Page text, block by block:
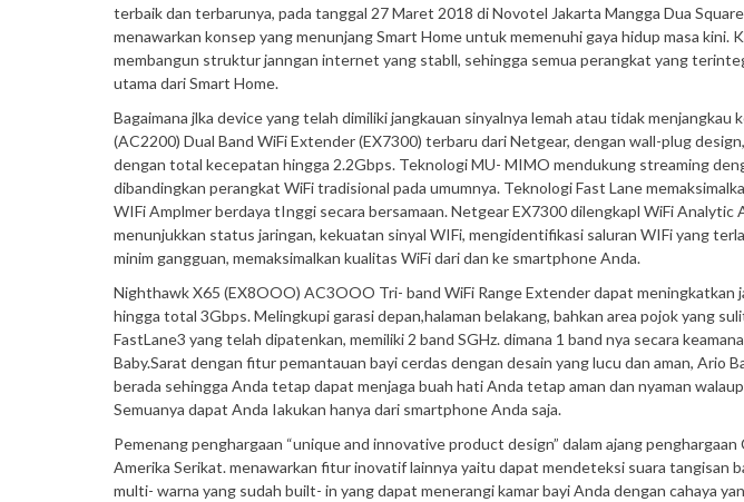
terbaik dan terbarunya, pada tanggal 27 Maret 2018 di Novotel Jakarta Mangga Dua
menawarkan konsep yang menunjang Smart Home untuk memenuhi gaya hidup masa kini.
membangun struktur janngan internet yang stabll, sehingga semua perangkat yang
utama dari Smart Home.
Bagaimana jlka device yang telah dimiliki jangkauan sinyalnya lemah atau tidak
(AC2200) Dual Band WiFi Extender (EX7300) terbaru dari Netgear, dengan wall-plug
dengan total kecepatan hingga 2.2Gbps. Teknologi MU- MIMO mendukung streaming
dibandingkan perangkat WiFi tradisional pada umumnya. Teknologi Fast Lane
WIFi Amplmer berdaya tInggi secara bersamaan. Netgear EX7300 dilengkapl WiFi
menunjukkan status jaringan, kekuatan sinyal WIFi, mengidentifikasi saluran WIFi yang
minim gangguan, memaksimalkan kualitas WiFi dari dan ke smartphone Anda.
Nighthawk X65 (EX8OOO) AC3OOO Tri- band WiFi Range Extender dapat meningkatkan
hingga total 3Gbps. Melingkupi garasi depan,halaman belakang, bahkan area pojok yang
FastLane3 yang telah dipatenkan, memiliki 2 band SGHz. dimana 1 band nya secara
Baby.Sarat dengan fitur pemantauan bayi cerdas dengan desain yang lucu dan aman, Ario
berada sehingga Anda tetap dapat menjaga buah hati Anda tetap aman dan nyaman
Semuanya dapat Anda Iakukan hanya dari smartphone Anda saja.
Pemenang penghargaan “unique and innovative product design” dalam ajang
Amerika Serikat. menawarkan fitur inovatif lainnya yaitu dapat mendeteksi suara tangisan
multi- warna yang sudah built- in yang dapat menerangi kamar bayi Anda dengan cahaya